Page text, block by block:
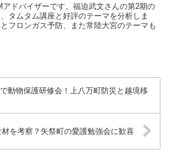
ドバイザーです。福迫武文さんの第2期の
タムタム講座と好評のテーマを分析しま
フロンガス予防、また常陸大宮のテーマも
動物保護研修会！上八万町防災と越境移
を考察？矢祭町の愛護勉強会に歓喜